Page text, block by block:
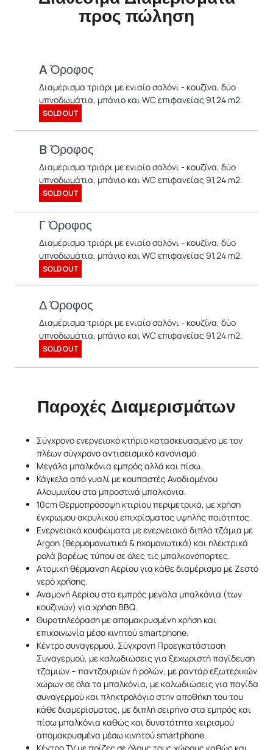
προς πώληση
A Όροφος
Διαμέρισμα τριάρι με ενιαίο σαλόνι - κουζίνα, δύο
υπνοδωμάτια, μπάνιο και WC επιφανείας 91,24 m2.
SOLD OUT
B Όροφος
Διαμέρισμα τριάρι με ενιαίο σαλόνι - κουζίνα, δύο
υπνοδωμάτια, μπάνιο και WC επιφανείας 91,24 m2.
SOLD OUT
Γ Όροφος
Διαμέρισμα τριάρι με ενιαίο σαλόνι - κουζίνα, δύο
υπνοδωμάτια, μπάνιο και WC επιφανείας 91,24 m2.
SOLD OUT
Δ Όροφος
Διαμέρισμα τριάρι με ενιαίο σαλόνι - κουζίνα, δύο
υπνοδωμάτια, μπάνιο και WC επιφανείας 91,24 m2.
SOLD OUT
Παροχές Διαμερισμάτων
Σύγχρονο ενεργειακό κτήριο κατασκευασμένο με τον
πλέων σύγχρονο αντισεισμικό κανονισμό.
Μεγάλα μπαλκόνια εμπρός αλλά και πίσω.
Κάγκελα από γυαλί με κουπαστές Ανοδιομένου
Αλουμινίου στα μπροστινά μπαλκόνια.
10cm Θερμοπρόσοψη κτιρίου περιμετρικά, με χρήση
έγχρωμου ακρυλικού επιχρίσματος υψηλής ποιότητος.
Ενεργειακά κουφώματα με ενεργειακά διπλά τζάμια με
Argon (θερμομονωτικά & ηχομονωτικά) και ηλεκτρικά
ρολά βαρέως τύπου σε όλες τις μπαλκονόπορτες.
Ατομική θέρμανση Αερίου για κάθε διαμέρισμα με Ζεστό
νερό χρήσης.
Αναμονή Αερίου στα εμπρός μεγάλα μπαλκόνια (των
κουζινών) για χρήση BBQ.
Θυροτηλεόραση με απομακρυσμένη χρήση και
επικοινωνία μέσο κινητού smartphone.
Κέντρο συναγερμού. Σύγχρονη Προεγκατάσταση
Συναγερμού, με καλωδιώσεις για ξεχωριστή παγίδευση
τζαμιών – παντζουριών ή ρολών, με ραντάρ εξωτερικών
χώρων σε όλα τα μπαλκόνια, με καλωδιώσεις για παγίδα
συναγερμού και πληκτρολόγιο στην αποθήκη του του
κάθε διαμερίσματος, με διπλή σειρήνα στα εμπρός και
πίσω μπαλκόνια καθώς και δυνατότητα χειρισμού
απομακρυσμένα μέσω κινητού smartphone.